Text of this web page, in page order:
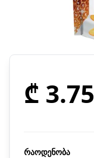
₾ 3.75
რაოდენობა